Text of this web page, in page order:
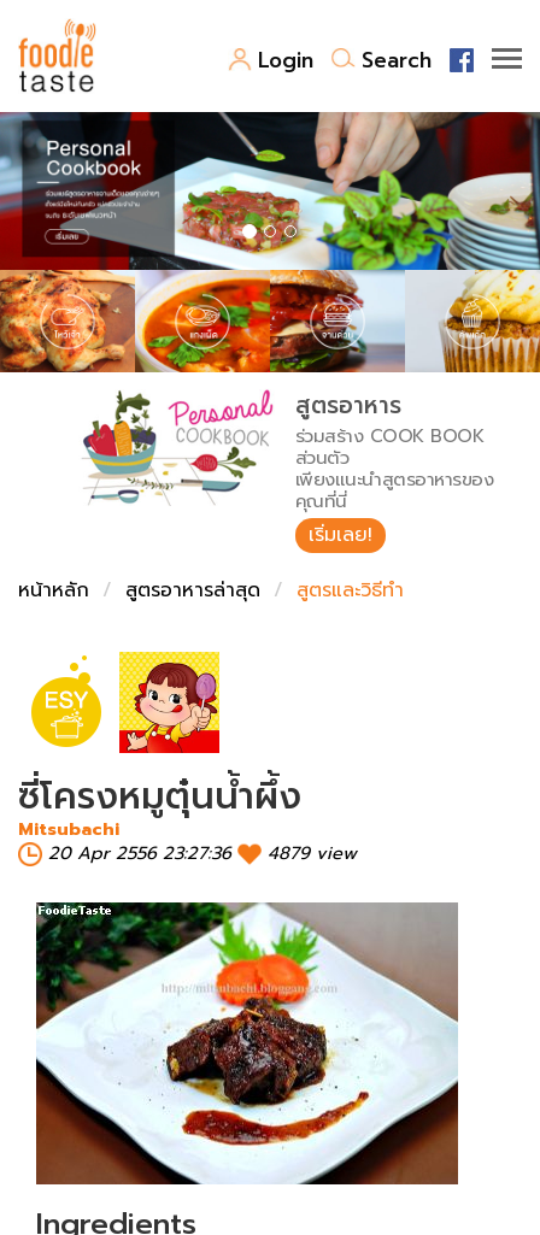
Login Search
สูตรอาหาร
สูตรอาหารล่าสุด
Top Foodie
พาไปชิม
สารพันก้นครัว
เคล็ดลับน่ารู้
เปรียบเทียบหน่วยการตวง
เปรียบเทียบอุณหภูมิ
เปรียบเทียบน้ำหนักวัตถุดิบ
FoodPedia
สร้าง Cookbook
สูตรอาหาร
ร่วมสร้าง COOK BOOK
ส่วนตัว
เพียงแนะนำสูตรอาหารของ
คุณที่นี่
เริ่มเลย!
หน้าหลัก
สูตรอาหารล่าสุด สูตรและวิธีทำ
ซี่โครงหมูตุ๋นน้ำผึ้ง
Mitsubachi
20 Apr 2556 23:27:36
4879 view
Ingredients